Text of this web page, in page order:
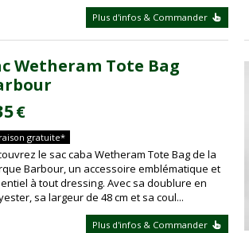
Plus d'infos & Commander
Wetheram Tote Bag
€
gratuite*
le sac caba Wetheram Tote Bag de la
Barbour, un accessoire emblématique et
à tout dressing. Avec sa doublure en
sa largeur de 48 cm et sa coul...
Plus d'infos & Commander